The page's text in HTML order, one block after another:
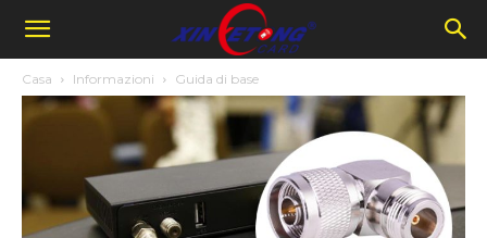
Casa Informazioni Guida di base